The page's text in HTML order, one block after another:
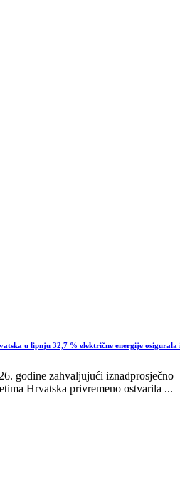
u lipnju 32,7 % električne energije osigurala
godine zahvaljujući iznadprosječno
Hrvatska privremeno ostvarila ...